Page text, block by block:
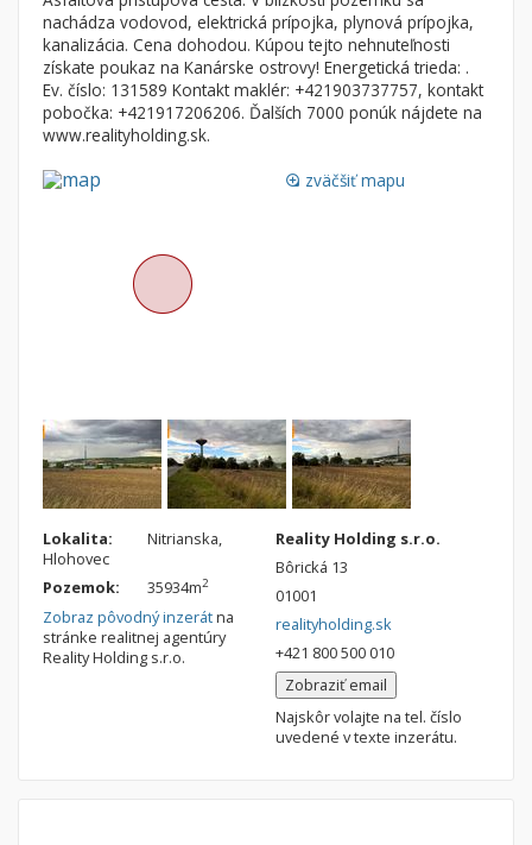
Byt
Garsónky
Dvojgarsónky
1-izbové
3-izbové
Dom
Vila
Chalupa
Poľnohospodárske pozemky
Záhrada
Iný poľnohospodársky pozemok
Nebytové priestory
Administratívne, obchodné
Skladové, výrobné
Rekreačné, reštauračné
Filtre
Ponuka RK
Len s fotkou
Novostavba
nachádza vodovod, elektrická prípojka, plynová prípojka,
kanalizácia. Cena dohodou. Kúpou tejto nehnuteľnosti
získate poukaz na Kanárske ostrovy! Energetická trieda: .
Ev. číslo: 131589 Kontakt maklér: +421903737757, kontakt
pobočka: +421917206206. Ďalších 7000 ponúk nájdete na
www.realityholding.sk.
loupe zväčšiť mapu
Lokalita:
Nitrianska,
Hlohovec
Pozemok:
35934m2
Zobraz pôvodný inzerátna
stránke realitnej agentúry
Reality Holding s.r.o.
Reality Holding s.r.o.
Bôrická 13
01001
realityholding.sk
+421 800 500 010
Zobraziť email
Najskôr volajte na tel. číslo
uvedené v texte inzerátu.